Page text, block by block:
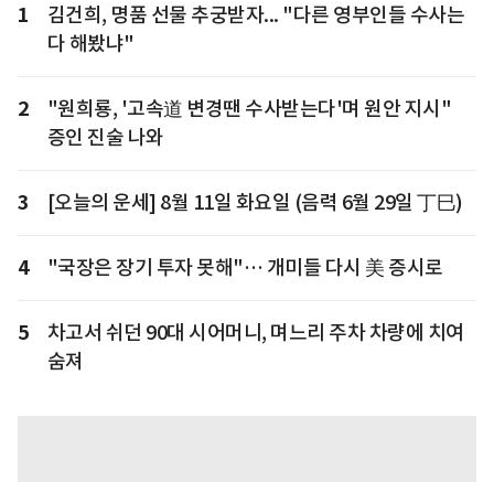
1
김건희, 명품 선물 추궁받자... "다른 영부인들 수사는
다 해봤냐"
2
"원희룡, '고속道 변경땐 수사받는다'며 원안 지시"
증인 진술 나와
3 [오늘의 운세] 8월 11일 화요일 (음력 6월 29일 丁巳)
4 "국장은 장기 투자 못해"… 개미들 다시 美 증시로
5
차고서 쉬던 90대 시어머니, 며느리 주차 차량에 치여
숨져